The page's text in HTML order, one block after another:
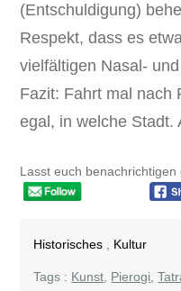
(Entschuldigung)
Respekt, dass es
vielfältigen Nasal-
Fazit: Fahrt mal nach
egal, in welche Stadt.
Lasst euch
Historisches Kultur
Tags : Kunst Pierogi ,